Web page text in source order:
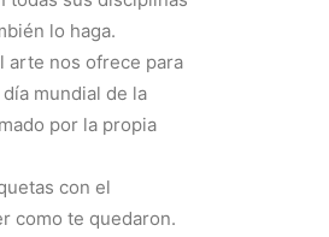
lo haga.
arte nos ofrece para
mundial de la
por la propia
con el
como te quedaron.